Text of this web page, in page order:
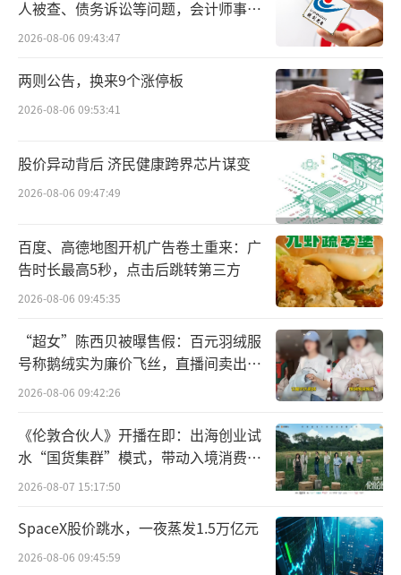
电池能源系统方面，通过技术、产品、商
业模式的拓展，以“能源”为主线打造完整的
可再生能源生态圈，形成能源生产、存储与利
用的产业闭环，实现全产业链价值的最大化。
长安汽车董事长、党委书记朱华荣表
示：“长安汽车和蔚来此次换电业务合作，将
推动新能源汽车产业进一步高质量发展，意义
重大。未来，长安汽车将不仅仅在换电领域与
蔚来合作，也将在其他平台性、基础性生态领
域，从能源、充换电、整车、生态等方面，持
续加强和蔚来的合作。”
事实上，长安汽车电池规划是其在新能
源“香格里拉”计划指引下，加速向智能低碳
出行科技公司转型的又一大动作。2017年，长
安汽车发布“香格里拉”计划，全面加快新能
源转型步伐。截至目前，已累计掌握新能源核
心技术400余项、“三电”核心专利1000余
项。
人被查、债务诉讼等问题，会计师事务
所曾出具“保留意见”
2026-08-06 09:43:47
两则公告，换来9个涨停板
2026-08-06 09:53:41
股价异动背后 济民健康跨界芯片谋变
2026-08-06 09:47:49
百度、高德地图开机广告卷土重来：广
告时长最高5秒，点击后跳转第三方
2026-08-06 09:45:35
“超女”陈西贝被曝售假：百元羽绒服
号称鹅绒实为廉价飞丝，直播间卖出超
百万元
2026-08-06 09:42:26
《伦敦合伙人》开播在即：出海创业试
水“国货集群”模式，带动入境消费反
向种草
2026-08-07 15:17:50
SpaceX股价跳水，一夜蒸发1.5万亿元
2026-08-06 09:45:59